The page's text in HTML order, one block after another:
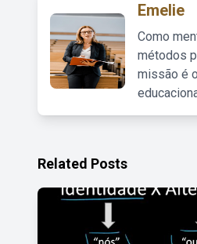
Emelie
Como
métodos
missão é
Related Posts